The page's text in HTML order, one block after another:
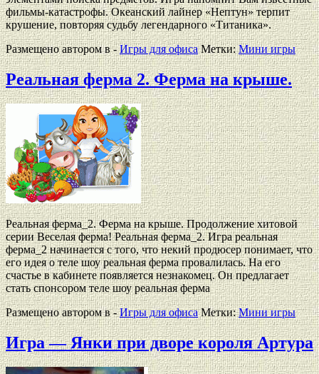
фильмы-катастрофы. Океанский лайнер «Нептун» терпит
крушение, повторяя судьбу легендарного «Титаника».
Размещено автором в -Игры для офиса Метки:Мини игры
Реальная ферма 2. Ферма на крыше.
Реальная ферма_2. Ферма на крыше. Продолжение хитовой
серии Веселая ферма! Реальная ферма_2. Игра реальная
ферма_2 начинается с того, что некий продюсер понимает, что
его идея о теле шоу реальная ферма провалилась. На его
счастье в кабинете появляется незнакомец. Он предлагает
стать спонсором теле шоу реальная ферма
Размещено автором в -Игры для офиса Метки:Мини игры
Игра — Янки при дворе короля Артура